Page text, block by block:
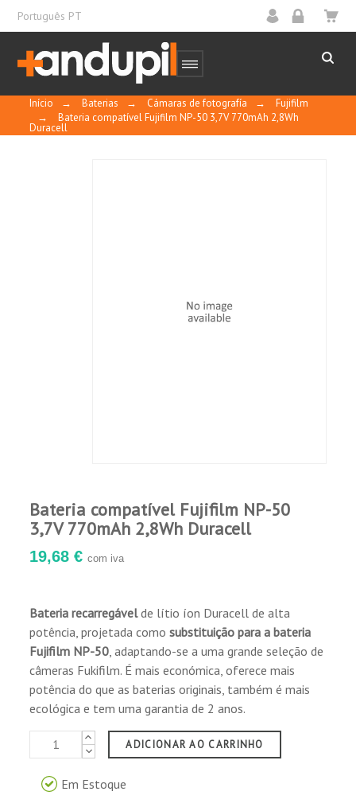
Português PT
Início → Baterias → Cámaras de fotografía →
Fujifilm
→
Bateria compatível Fujifilm NP-50 3,7V 770mAh 2,8Wh
Duracell
Bateria compatível Fujifilm NP-50
3,7V 770mAh 2,8Wh Duracell
19,68 € com iva
Bateria recarregávelde lítio íon Duracell de alta
potência, projetada comosubstituição para a bateria
Fujifilm NP-50 , adaptando-se a uma grande seleção de
câmeras Fukifilm. É mais económica, oferece mais
potência do que as baterias originais, também é mais
ecológica e tem uma garantia de 2 anos.
ADICIONAR AO CARRINHO
Em Estoque